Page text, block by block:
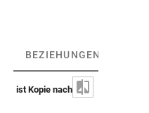
BEZIEHUNGEN
ist Kopie nach